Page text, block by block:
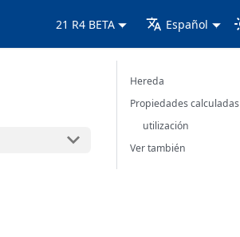
21 R4 BETA Español
Hereda
Propiedades calculadas
utilización
Ver también